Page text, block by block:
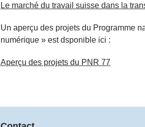
Le marché du travail suisse dans la
Un aperçu des projets du Programme
numérique » est dsponible ici :
Aperçu des projets du PNR 77